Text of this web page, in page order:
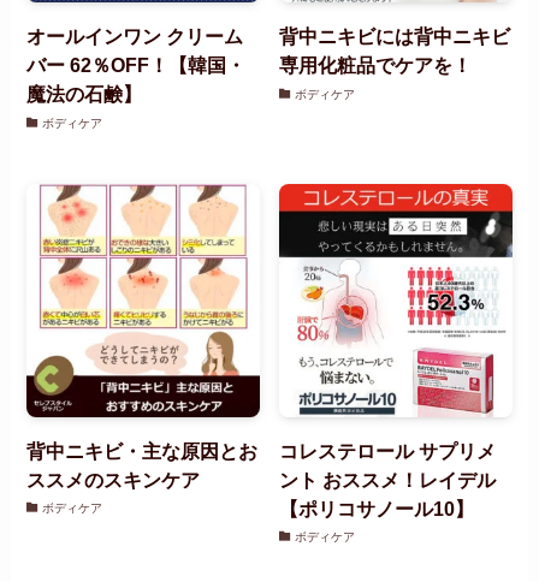
オールインワン クリーム
バー 62％OFF！【韓国・
魔法の石鹸】
ボディケア
背中ニキビには背中ニキビ
専用化粧品でケアを！
ボディケア
背中ニキビ・主な原因とお
ススメのスキンケア
ボディケア
コレステロール サプリメ
ント おススメ！レイデル
【ポリコサノール10】
ボディケア